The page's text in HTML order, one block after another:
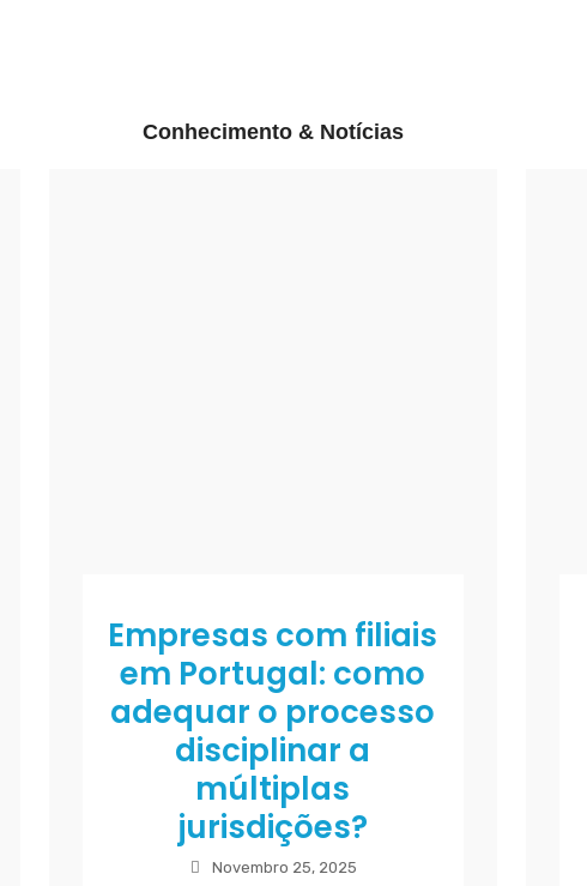
Conhecimento & Notícias
Empresas com filiais
em Portugal: como
adequar o processo
disciplinar a
múltiplas
jurisdições?
Novembro 25, 2025